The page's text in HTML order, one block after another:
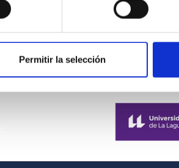
Permitir la selección
de desarrollo en la Física Solar: este
de estudios individuales, sino
parcial del plasma.